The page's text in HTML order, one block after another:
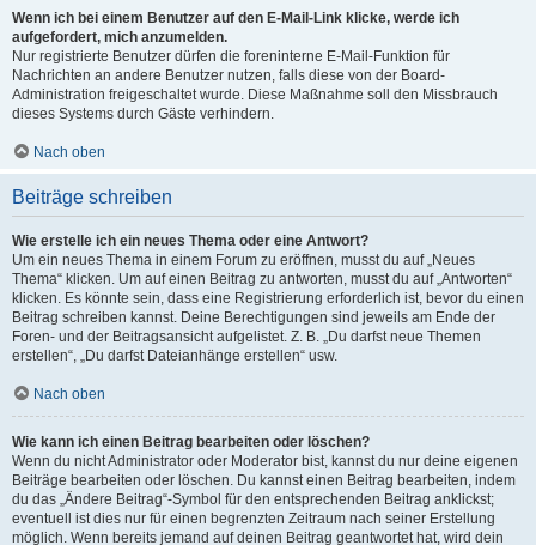
Wenn ich bei einem Benutzer auf den E-Mail-Link klicke, werde ich
aufgefordert, mich anzumelden.
Nur registrierte Benutzer dürfen die foreninterne E-Mail-Funktion für
Nachrichten an andere Benutzer nutzen, falls diese von der Board-
Administration freigeschaltet wurde. Diese Maßnahme soll den Missbrauch
dieses Systems durch Gäste verhindern.
Nach oben
Beiträge schreiben
Wie erstelle ich ein neues Thema oder eine Antwort?
Um ein neues Thema in einem Forum zu eröffnen, musst du auf „Neues
Thema“ klicken. Um auf einen Beitrag zu antworten, musst du auf „Antworten“
klicken. Es könnte sein, dass eine Registrierung erforderlich ist, bevor du einen
Beitrag schreiben kannst. Deine Berechtigungen sind jeweils am Ende der
Foren- und der Beitragsansicht aufgelistet. Z. B. „Du darfst neue Themen
erstellen“, „Du darfst Dateianhänge erstellen“ usw.
Nach oben
Wie kann ich einen Beitrag bearbeiten oder löschen?
Wenn du nicht Administrator oder Moderator bist, kannst du nur deine eigenen
Beiträge bearbeiten oder löschen. Du kannst einen Beitrag bearbeiten, indem
du das „Ändere Beitrag“-Symbol für den entsprechenden Beitrag anklickst;
eventuell ist dies nur für einen begrenzten Zeitraum nach seiner Erstellung
möglich. Wenn bereits jemand auf deinen Beitrag geantwortet hat, wird dein